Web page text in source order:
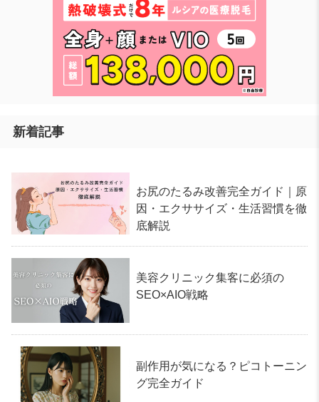
新着記事
お尻のたるみ改善完全ガイド｜原
因・エクササイズ・生活習慣を徹
底解説
美容クリニック集客に必須の
SEO×AIO戦略
副作用が気になる？ピコトーニン
グ完全ガイド